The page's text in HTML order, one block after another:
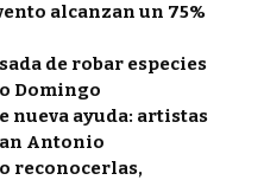
alcanzan un 75%
de robar especies
Domingo
nueva ayuda: artistas
Antonio
reconocerlas,